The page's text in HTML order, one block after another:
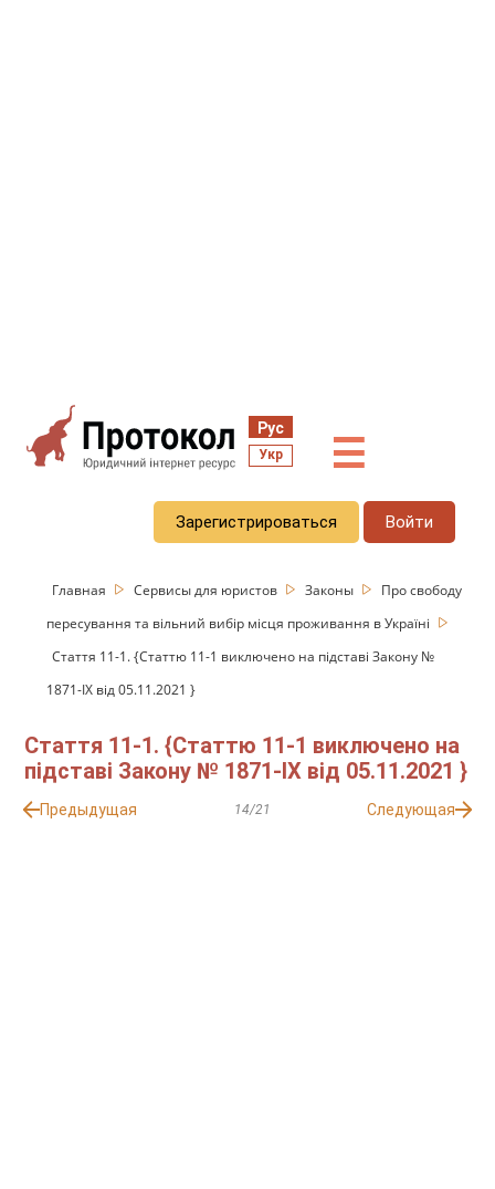
Рус
Укр ☰
Зарегистрироваться Войти
Главная Сервисы для юристов Законы
Про свободу
пересування та вільний вибір місця проживання в Україні
Стаття 11-1. {Статтю 11-1 виключено на підставі Закону №
1871-IX від 05.11.2021 }
Стаття 11-1. {Статтю 11-1 виключено на
підставі Закону № 1871-IX від 05.11.2021 }
Предыдущая 14/21 Следующая